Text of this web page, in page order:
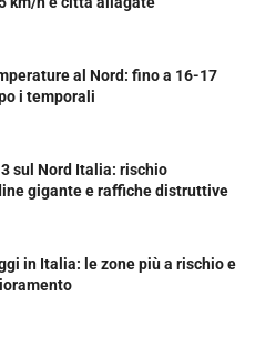
al Nord: fino a 16-17
i temporali
sul Nord Italia: rischio
gigante e raffiche distruttive
in Italia: le zone più a rischio e